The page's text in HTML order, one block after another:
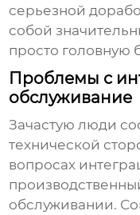
серьезной
собой
просто головную
Проблемы с
обслуживание
Зачастую люди
технической
вопросах
обслуживании.